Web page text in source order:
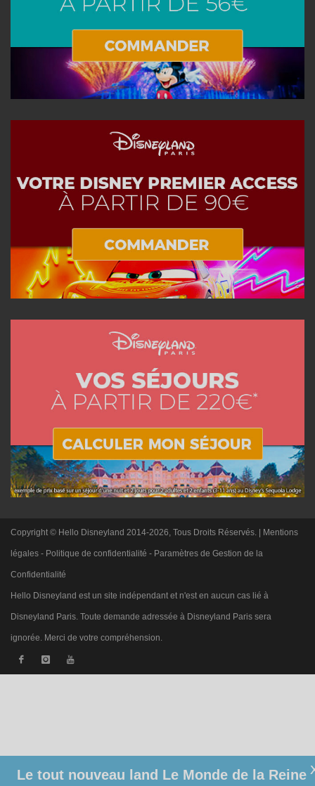
Copyright © Hello Disneyland 2014-2026, Tous Droits Réservés. | Mentions
légales - Politique de confidentialité - Paramètres de Gestion de la
Confidentialité
Hello Disneyland est un site indépendant et n'est en aucun cas lié à
Disneyland Paris. Toute demande adressée à Disneyland Paris sera
ignorée. Merci de votre compréhension.
Le tout nouveau land Le Monde de la Reine